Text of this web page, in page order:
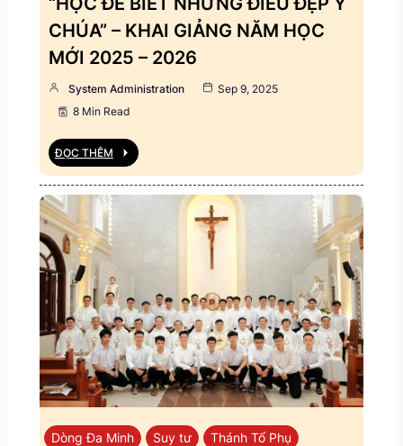
CHÚA” – KHAI GIẢNG NĂM HỌC
MỚI 2025 – 2026
System Administration
Sep 9, 2025
8 Min Read
ĐỌC THÊM
Dòng Đa Minh Suy tư
Thánh Tổ Phụ